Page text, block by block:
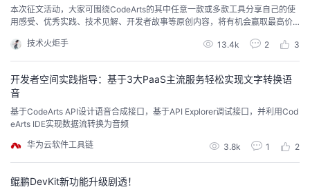
本次征文活动，大家可围绕CodeArts的其中任意一款或多款工具分享自己的使
用感受、优秀实践、技术见解、开发者故事等原创内容，将有机会赢取最高价
技术火炬手
13.4k 2 3
开发者空间实践指导：基于3大PaaS主流服务轻松实现文字转换语
音
基于CodeArts API设计语音合成接口，基于API Explorer调试接口，并利用Cod
eArts IDE实现数据流转换为音频
华为云软件工具链 3.8k 1 2
鲲鹏DevKit新功能升级剧透！